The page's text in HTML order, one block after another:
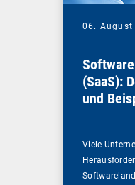
06.
(SaaS):
und
Viele